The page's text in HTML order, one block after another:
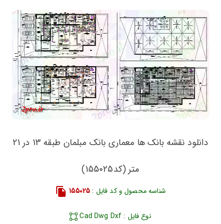
دانلود نقشه بانک ها معماری بانک مبلمان طبقه 13 در 21
متر (کد155025)
شناسه محصول و کد فایل :155025
نوع فایل : Cad Dwg Dxf